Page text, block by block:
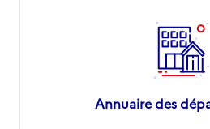
Annuaire des